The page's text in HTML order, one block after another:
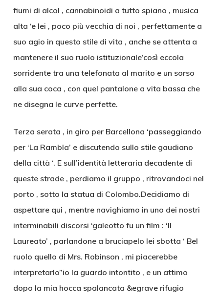
fiumi di alcol , cannabinoidi a tutto spiano , musica
alta ‘e lei , poco più vecchia di noi , perfettamente a
suo agio in questo stile di vita , anche se attenta a
mantenere il suo ruolo istituzionale’così eccola
sorridente tra una telefonata al marito e un sorso
alla sua coca , con quel pantalone a vita bassa che
ne disegna le curve perfette.
Terza serata , in giro per Barcellona ‘passeggiando
per ‘La Rambla’ e discutendo sullo stile gaudiano
della città ‘. E sull’identità letteraria decadente di
queste strade , perdiamo il gruppo , ritrovandoci nel
porto , sotto la statua di Colombo.Decidiamo di
aspettare qui , mentre navighiamo in uno dei nostri
interminabili discorsi ‘galeotto fu un film : ‘Il
Laureato’ , parlandone a bruciapelo lei sbotta ‘ Bel
ruolo quello di Mrs. Robinson , mi piacerebbe
interpretarlo”io la guardo intontito , e un attimo
dopo la mia hocca spalancata &egrave rifugio